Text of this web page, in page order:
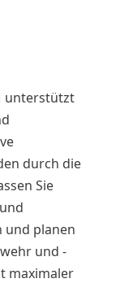
unterstützt
durch die
Sie
und planen
und -
maximaler